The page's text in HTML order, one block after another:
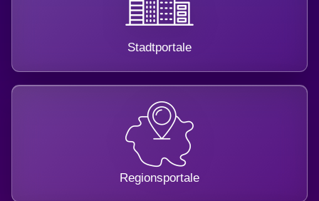
Stadtportale
Regionsportale